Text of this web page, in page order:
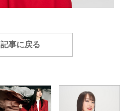
記事に戻る